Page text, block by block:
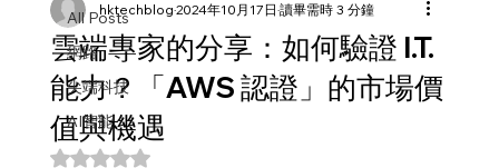
All Posts
網路
尖端科技
AI智能
雲端專家的分享：如何驗證 I.T.
能力？「AWS 認證」的市場價
值與機遇
hktechblog2024年10月17日 讀畢需時 3 分鐘
評等為 NaN（最高為 5 顆星）。